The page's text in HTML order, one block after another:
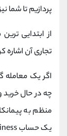
پردازیم تا شما
از ابتدایی ترین
تجاری آن اشاره
اگر یک معامله
چه در حال
منظم به